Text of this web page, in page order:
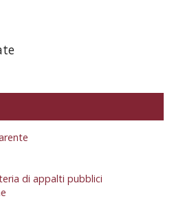
di appalti pubblici